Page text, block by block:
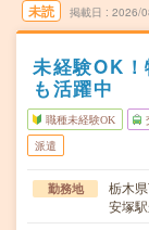
未読 掲載日 2026/
未経験OK
も活躍中
職種未経験OK
派遣
勤務地
栃木
安塚